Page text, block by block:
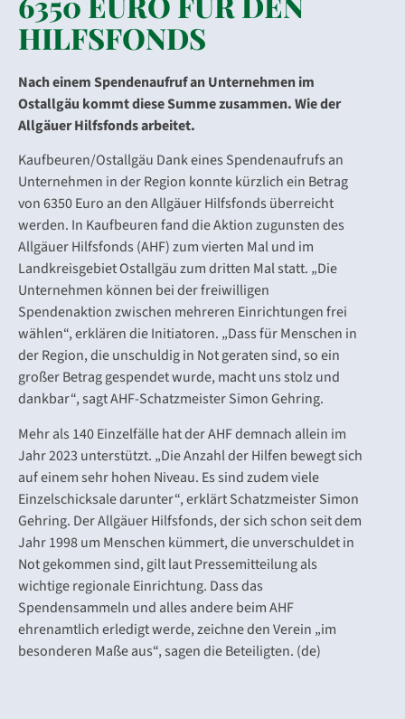
HILFSFONDS
Nach einem Spendenaufruf an Unternehmen im
Ostallgäu kommt diese Summe zusammen. Wie der
Allgäuer Hilfsfonds arbeitet.
Kaufbeuren/Ostallgäu Dank eines Spendenaufrufs an
Unternehmen in der Region konnte kürzlich ein Betrag
von 6350 Euro an den Allgäuer Hilfsfonds überreicht
werden. In Kaufbeuren fand die Aktion zugunsten des
Allgäuer Hilfsfonds (AHF) zum vierten Mal und im
Landkreisgebiet Ostallgäu zum dritten Mal statt. „Die
Unternehmen können bei der freiwilligen
Spendenaktion zwischen mehreren Einrichtungen frei
wählen“, erklären die Initiatoren. „Dass für Menschen in
der Region, die unschuldig in Not geraten sind, so ein
großer Betrag gespendet wurde, macht uns stolz und
dankbar“, sagt AHF-Schatzmeister Simon Gehring.
Mehr als 140 Einzelfälle hat der AHF demnach allein im
Jahr 2023 unterstützt. „Die Anzahl der Hilfen bewegt sich
auf einem sehr hohen Niveau. Es sind zudem viele
Einzelschicksale darunter“, erklärt Schatzmeister Simon
Gehring. Der Allgäuer Hilfsfonds, der sich schon seit dem
Jahr 1998 um Menschen kümmert, die unverschuldet in
Not gekommen sind, gilt laut Pressemitteilung als
wichtige regionale Einrichtung. Dass das
Spendensammeln und alles andere beim AHF
ehrenamtlich erledigt werde, zeichne den Verein „im
besonderen Maße aus“, sagen die Beteiligten. (de)